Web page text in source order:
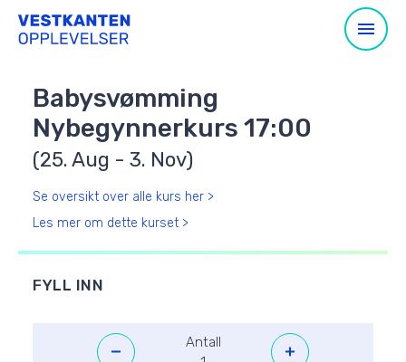
Babysvømming
Nybegynnerkurs 17:00
(25. Aug - 3. Nov)
Se oversikt over alle kurs her >
Les mer om dette kurset >
FYLL INN
Antall